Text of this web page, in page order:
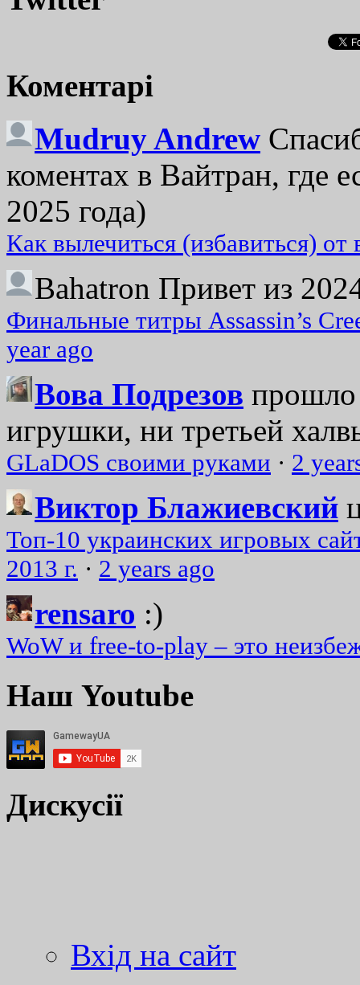
Коментарі
Mudruy Andrew
коментах в Вайтран, где
2025 года)
Как вылечиться (избавиться)
Bahatron Привет из
Финальные титры Assassin’s
year ago
Вова Подрезов прошло
игрушки, ни третьей
GLaDOS своими руками · 2
Виктор Блажиевский
Топ-10 украинских игровых
2013 г. · 2 years ago
rensaro :)
WoW и free-to-play – это
Наш Youtube
Дискусії
Вхід на сайт